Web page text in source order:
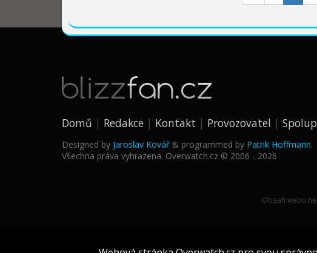
Domů Redakce Kontakt Provozovatel
Designed by Jaroslav Kovář & programmed by Patrik Hoffmann.
Všechna práva vyhrazena. Overwatch.cz © 2006 - 2026
Obsah webu